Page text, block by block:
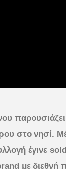
στο νησί.
έγινε
με διεθνή